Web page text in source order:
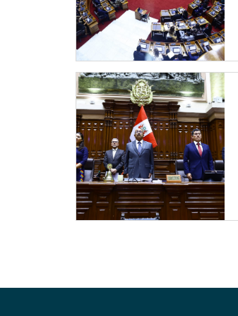
El alcalde de ese distrito,
buenos oficios para hacer las
liberación correspondiente para
Asimismo, las autoridades
El legislador se comprometió a
fomentar la reunión entre el
proyecto educativo de interés
CALLAO